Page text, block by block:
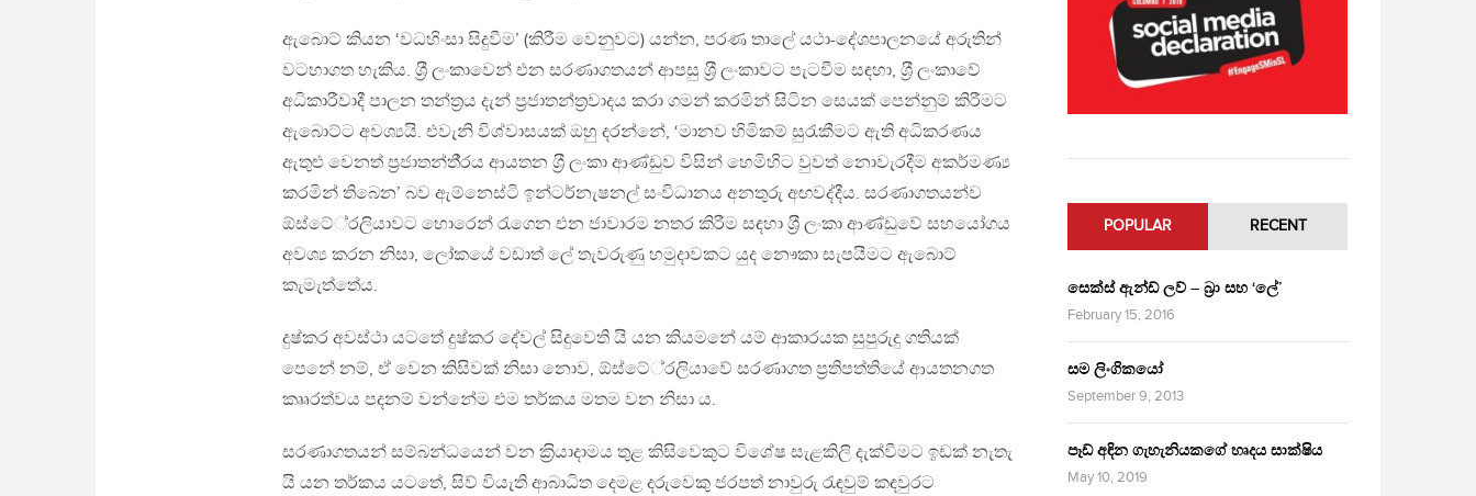
ඇබොට් කියන ‘වධහිංසා සිදුවීම’ (කිරීම වෙනුවට) යන්න, පරණ තාලේ යථා-දේශපාලනයේ අරුතින්
වටහාගත හැකිය. ශ‍්‍රී ලංකාවෙන් එන සරණාගතයන් ආපසු ශ‍්‍රී ලංකාවට පැටවීම සඳහා, ශ‍්‍රී ලංකාවේ
අධිකාරීවාදී පාලන තන්ත‍්‍රය දැන් ප‍්‍රජාතන්ත‍්‍රවාදය කරා ගමන් කරමින් සිටින සෙයක් පෙන්නුම් කිරීමට
ඇබොට්ට අවශ්‍යයි. එවැනි විශ්වාසයක් ඔහු දරන්නේ, ‘මානව හිමිකම් සුරැකීමට ඇති අධිකරණය
ඇතුළු වෙනත් ප‍්‍රජාතන්තී‍්‍රය ආයතන ශ‍්‍රී ලංකා ආණ්ඩුව විසින් හෙමිහිට වුවත් නොවැරදීම අකර්මණ්‍ය
කරමින් තිබෙන’ බව ඇම්නෙස්ටි ඉන්ටර්නැෂනල් සංවිධානය අනතුරු අඟවද්දීය. සරණාගතයන්ව
ඕස්ටේ‍්‍රලියාවට හොරෙන් රැගෙන එන ජාවාරම නතර කිරීම සඳහා ශ‍්‍රී ලංකා ආණ්ඩුවේ සහයෝගය
අවශ්‍ය කරන නිසා, ලෝකයේ වඩාත් ලේ තැවරුණු හමුදාවකට යුද නෞකා සැපයීමට ඇබොට්
කැමැත්තේය.
දුෂ්කර අවස්ථා යටතේ දුෂ්කර දේවල් සිදුවෙති යි යන කියමනේ යම් ආකාරයක සුපුරුදු ගතියක්
පෙනේ නම්, ඒ වෙන කිසිවක් නිසා නොව, ඕස්ටේ‍්‍රලියාවේ සරණාගත ප‍්‍රතිපත්තියේ ආයතනගත
කෲරත්වය පදනම් වන්නේම එම තර්කය මතම වන නිසා ය.
සරණාගතයන් සම්බන්ධයෙන් වන ක‍්‍රියාදාමය තුළ කිසිවෙකුට විශේෂ සැළකිලි දැක්වීමට ඉඩක් නැතැ
යි යන තර්කය යටතේ, සිව් වියැති ආබාධිත දෙමළ දරුවෙකු ජරපත් නාවුරු රැඳවුම් කඳවුරට
POPULAR RECENT
සෙක්ස් ඇන්ඩ් ලව් – බ්‍රා සහ ‘ලේ’
February 15, 2016
සම ලිංගිකයෝ
September 9, 2013
පෑඩ් අඳින ගැහැනියකගේ හෘදය සාක්ෂිය
May 10, 2019